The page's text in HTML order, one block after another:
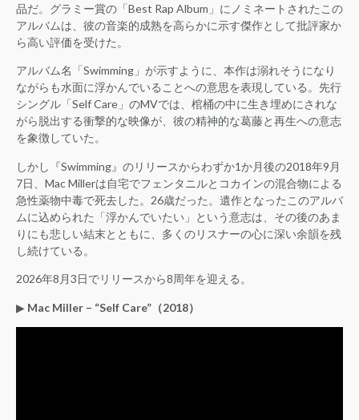
品だ。グラミー賞の「Best Rap Album」にノミネートされたこの
アルバムは、彼の音楽的成熟を高らかに示す傑作として批評家か
ら高い評価を受けた。
アルバム名「Swimming」が示すように、本作は溺れそうになり
ながらも水面に浮かんでいることへの意思を表現している。先行
シングル「Self Care」のMVでは、棺桶の中に生き埋めにされな
がら脱出する衝撃的な映像が、彼の精神的な葛藤と再生への意志
を象徴していた。
しかし『Swimming』のリリースからわずか1か月後の2018年9月
7日、Mac Millerは自宅でフェンタニルとコカインの混合物による
急性薬物中毒で死去した。26歳だった。遺作となったこのアルバ
ムに込められた「浮かんでいたい」という意志は、その後のあま
りにも悲しい結末とともに、多くのリスナーの心に深い余韻を残
し続けている。
2026年8月3日でリリースから8周年を迎える。
▶︎ Mac Miller – “Self Care”（2018）